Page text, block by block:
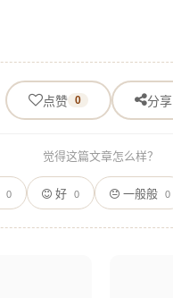
点赞 0 分享
觉得这篇文章怎么样？
0 好 0 一般般 0